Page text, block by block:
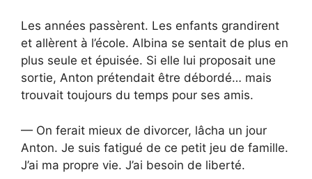
Les années passèrent. Les enfants grandirent
et allèrent à l’école. Albina se sentait de plus en
plus seule et épuisée. Si elle lui proposait une
sortie, Anton prétendait être débordé… mais
trouvait toujours du temps pour ses amis.
— On ferait mieux de divorcer, lâcha un jour
Anton. Je suis fatigué de ce petit jeu de famille.
J’ai ma propre vie. J’ai besoin de liberté.